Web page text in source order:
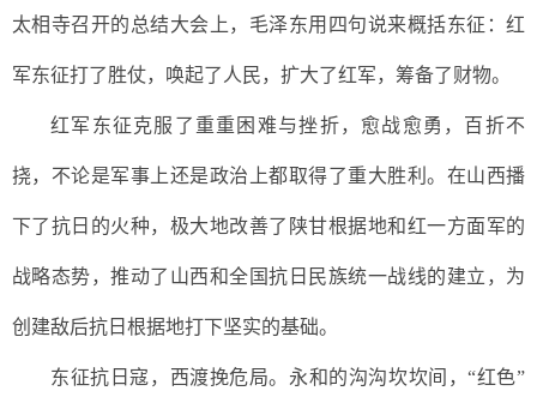
太相寺召开的总结大会上，毛泽东用四句说来概括东征：红
军东征打了胜仗，唤起了人民，扩大了红军，筹备了财物。
红军东征克服了重重困难与挫折，愈战愈勇，百折不
挠，不论是军事上还是政治上都取得了重大胜利。在山西播
下了抗日的火种，极大地改善了陕甘根据地和红一方面军的
战略态势，推动了山西和全国抗日民族统一战线的建立，为
创建敌后抗日根据地打下坚实的基础。
东征抗日寇，西渡挽危局。永和的沟沟坎坎间，“红色”